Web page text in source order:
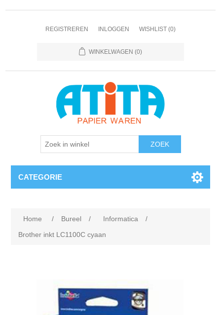
REGISTREREN INLOGGEN WISHLIST (0)
WINKELWAGEN (0)
CATEGORIE
Home / Bureel / Informatica
/
Brother inkt LC1100C cyaan